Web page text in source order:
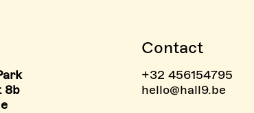
>
8b
Contact
+32 456154795
hello@hall9.be